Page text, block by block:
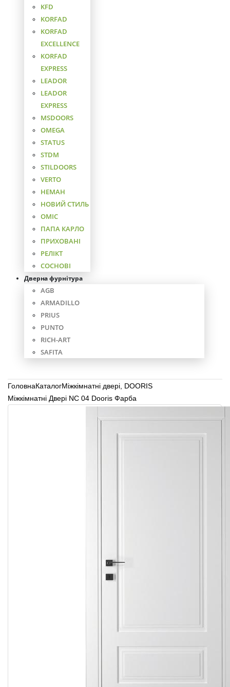
KFD
KORFAD
KORFAD
EXCELLENCE
KORFAD
EXPRESS
LEADOR
LEADOR
EXPRESS
MSDOORS
OMEGA
STATUS
STDM
STILDOORS
VERTO
НЕМАН
НОВИЙ СТИЛЬ
ОМІС
ПАПА КАРЛО
ПРИХОВАНІ
РЕЛІКТ
СОСНОВІ
Дверна фурнітура
AGB
ARMADILLO
PRIUS
PUNTO
RICH-ART
SAFITA
ГоловнаКаталогМіжкімнатні двері DOORIS
Міжкімнатні Двері NC 04 Dooris Фарба